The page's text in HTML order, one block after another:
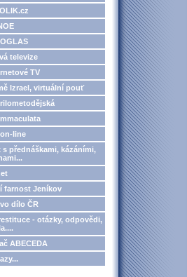
televize
TV
Izrael, virtuální pouť
line
s přednáškami, kázáními,
farnost Jeníkov
dílo ČR
- otázky, odpovědi,
ABECEDA